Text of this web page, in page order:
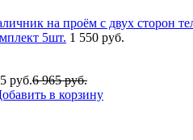
на проём с двух сторон
5шт. 1 550 руб.
руб.6 965 руб.
в корзину